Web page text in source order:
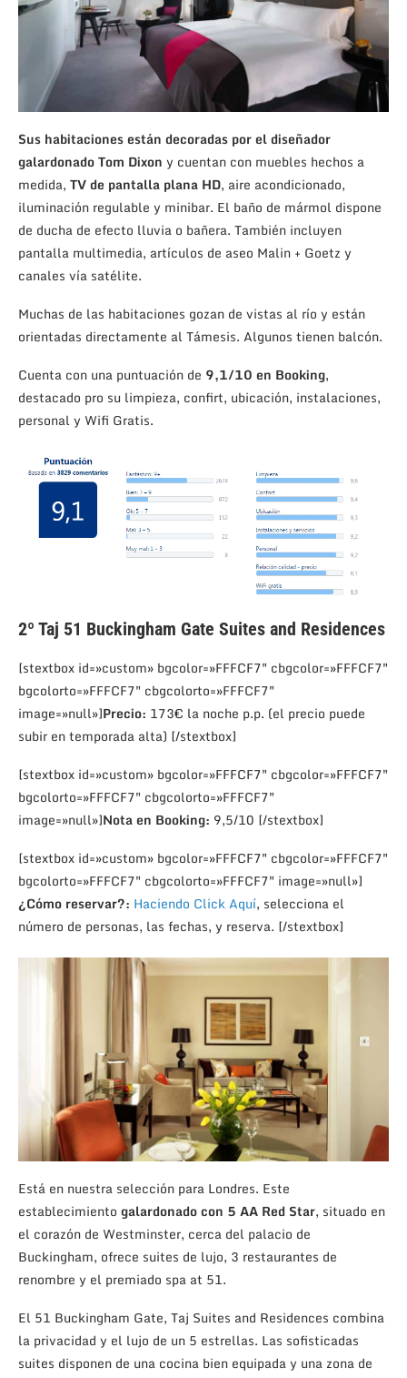
Sus habitaciones están decoradas por el diseñador
galardonado Tom Dixon y cuentan con muebles hechos a
medida, TV de pantalla plana HD, aire acondicionado,
iluminación regulable y minibar. El baño de mármol dispone
de ducha de efecto lluvia o bañera. También incluyen
pantalla multimedia, artículos de aseo Malin + Goetz y
canales vía satélite.
Muchas de las habitaciones gozan de vistas al río y están
orientadas directamente al Támesis. Algunos tienen balcón.
Cuenta con una puntuación de 9,1/10 en Booking,
destacado pro su limpieza, confirt, ubicación, instalaciones,
personal y Wifi Gratis.
2º Taj 51 Buckingham Gate Suites and Residences
[stextbox id=»custom» bgcolor=»FFFCF7″ cbgcolor=»FFFCF7″
bgcolorto=»FFFCF7″ cbgcolorto=»FFFCF7″
image=»null»]Precio: 173€ la noche p.p. (el precio puede
subir en temporada alta) [/stextbox]
[stextbox id=»custom» bgcolor=»FFFCF7″ cbgcolor=»FFFCF7″
bgcolorto=»FFFCF7″ cbgcolorto=»FFFCF7″
image=»null»]Nota en Booking: 9,5/10 [/stextbox]
[stextbox id=»custom» bgcolor=»FFFCF7″ cbgcolor=»FFFCF7″
bgcolorto=»FFFCF7″ cbgcolorto=»FFFCF7″ image=»null»]
¿Cómo reservar?: Haciendo Click Aquí, selecciona el
número de personas, las fechas, y reserva. [/stextbox]
Está en nuestra selección para Londres. Este
establecimiento galardonado con 5 AA Red Star, situado en
el corazón de Westminster, cerca del palacio de
Buckingham, ofrece suites de lujo, 3 restaurantes de
renombre y el premiado spa at 51.
El 51 Buckingham Gate, Taj Suites and Residences combina
la privacidad y el lujo de un 5 estrellas. Las sofisticadas
suites disponen de una cocina bien equipada y una zona de